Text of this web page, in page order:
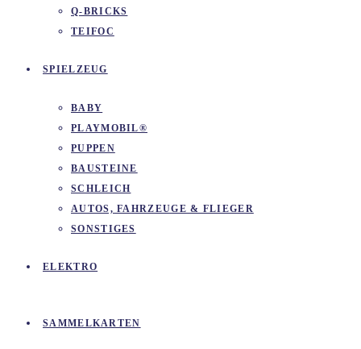
Q-BRICKS
TEIFOC
SPIELZEUG
BABY
PLAYMOBIL®
PUPPEN
BAUSTEINE
SCHLEICH
AUTOS, FAHRZEUGE & FLIEGER
SONSTIGES
ELEKTRO
SAMMELKARTEN